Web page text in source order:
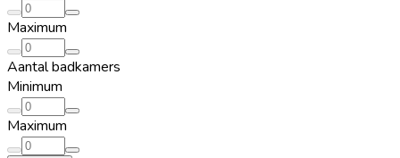
Maximum
Aantal badkamers
Minimum
Maximum